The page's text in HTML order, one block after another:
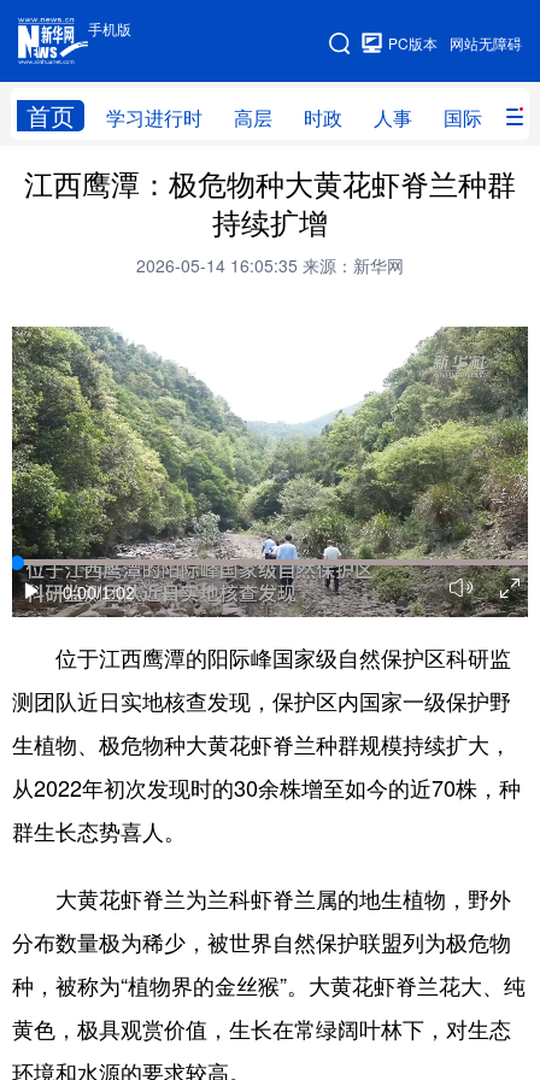
手机版
网站无障碍
PC版本
首页 学习进行时 高层 时政 人事 国际 财
手机版
网站地图
学习进行时 高层 时政 人事
财经 网评
全球连线
科技 体育
文化 书画 军事
访谈 视频 图片 政务
法律 中央文件 金融 汽车
食品 人居 信息化 数字经济
学术中国 乡村振兴 银龄 溯源中国
彩票 娱乐 时尚 悦读
公益 一带一路 亚太网 上市公司
文化产业
地方频道
北京 天津 河北 山西
辽宁 吉林 上海 江苏
浙江 安徽 福建 江西
江西鹰潭：极危物种大黄花虾脊兰种群
持续扩增
2026-05-14 16:05:35 来源：新华网
0:00/1:02
位于江西鹰潭的阳际峰国家级自然保护区科研监
测团队近日实地核查发现，保护区内国家一级保护野
生植物、极危物种大黄花虾脊兰种群规模持续扩大，
从2022年初次发现时的30余株增至如今的近70株，种
群生长态势喜人。
大黄花虾脊兰为兰科虾脊兰属的地生植物，野外
分布数量极为稀少，被世界自然保护联盟列为极危物
种，被称为“植物界的金丝猴”。大黄花虾脊兰花大、纯
黄色，极具观赏价值，生长在常绿阔叶林下，对生态
环境和水源的要求较高。